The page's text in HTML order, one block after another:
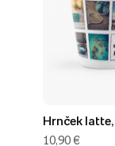
Hrnček
10,90 €